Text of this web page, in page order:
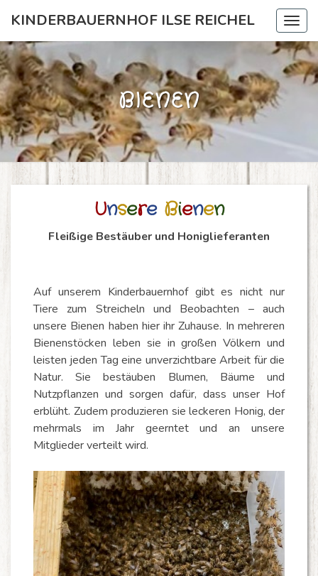
KINDERBAUERNHOF ILSE REICHEL
Bienen
BIENEN
Unsere Bienen
Fleißige Bestäuber und Honiglieferanten
Auf unserem Kinderbauernhof gibt es nicht nur
Tiere zum Streicheln und Beobachten – auch
unsere Bienen haben hier ihr Zuhause. In mehreren
Bienenstöcken leben sie in großen Völkern und
leisten jeden Tag eine unverzichtbare Arbeit für die
Natur. Sie bestäuben Blumen, Bäume und
Nutzpflanzen und sorgen dafür, dass unser Hof
erblüht. Zudem produzieren sie leckeren Honig, der
mehrmals im Jahr geerntet und an unsere
Mitglieder verteilt wird.